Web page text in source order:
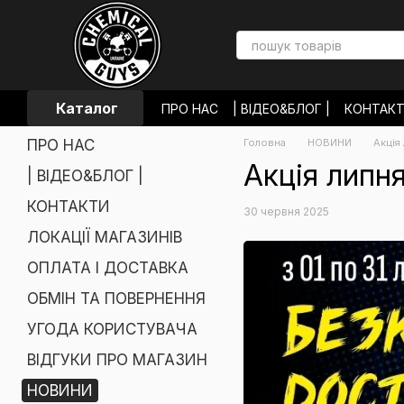
Перейти до основного контенту
Каталог ПРО НАС | ВІДЕО&БЛОГ |
ОПЛАТА І ДОСТАВКА
ОБМІН ТА
УГОДА КОРИСТУВАЧА
ВІДГУКИ
Головна НОВИНИ
Акція
30 червня 2025
ПРО НАС
| ВІДЕО&БЛОГ |
КОНТАКТИ
ЛОКАЦІЇ МАГАЗИНІВ
ОПЛАТА І ДОСТАВКА
ОБМІН ТА ПОВЕРНЕННЯ
УГОДА КОРИСТУВАЧА
ВІДГУКИ ПРО МАГАЗИН
НОВИНИ